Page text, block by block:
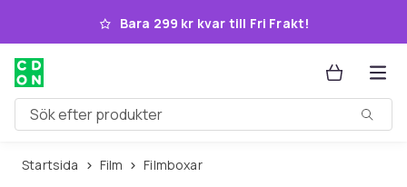
Hoppa till huvudinnehållet
Bara 299 kr kvar till Fri Frakt!
Sök efter produkter
Startsida Film Filmboxar